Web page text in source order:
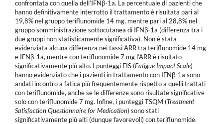
confrontata con quella dell’IFNβ-1a. La percentuale di pazienti che
hanno definitivamente interrotto il trattamento è risultata pari al
19,8% nel gruppo teriflunomide 14 mg, mentre pari al 28,8% nel
gruppo somministrazione sottocutanea di IFNβ-1a (differenza tra i
due gruppi non statisticamente significativa). Non è stata
evidenziata alcuna differenza nei tassi ARR tra teriflunomide 14 mg
e IFNβ-1a, mentre con teriflunomide 7 mg l’ARR è risultato
significativamente più alto. I punteggi FIS (Fatigue Impact Scale)
hanno evidenziato che i pazienti in trattamento con IFNβ-1a sono
andati incontro a fatica più frequentemente rispetto a quelli trattati
con teriflunomide, anche se le differenze sono risultate significative
solo con teriflunomide 7 mg. Infine, i punteggi TSQM (Treatment
Satisfaction Questionnaire for Medication) sono stati
significativamente più alti (dunque favorevoli) con teriflunomide.